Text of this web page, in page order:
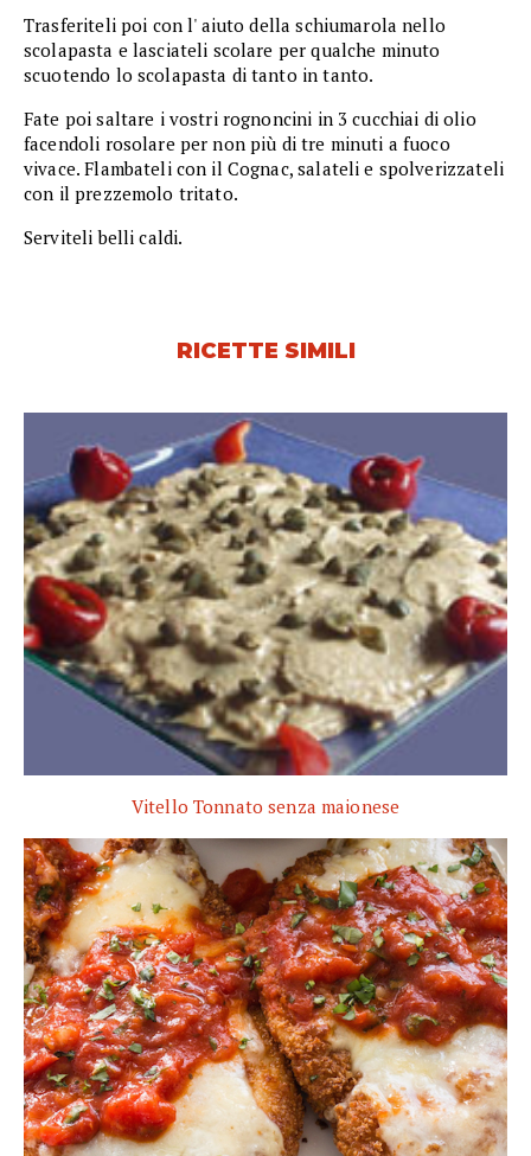
Trasferiteli poi con l' aiuto della schiumarola nello
scolapasta e lasciateli scolare per qualche minuto
scuotendo lo scolapasta di tanto in tanto.
Fate poi saltare i vostri rognoncini in 3 cucchiai di olio
facendoli rosolare per non più di tre minuti a fuoco
vivace. Flambateli con il Cognac, salateli e spolverizzateli
con il prezzemolo tritato.
Serviteli belli caldi.
RICETTE SIMILI
Vitello Tonnato senza maionese